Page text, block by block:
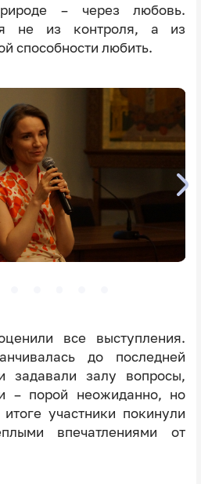
– через любовь.
не из контроля, а из
способности любить.
все выступления.
до последней
задавали залу вопросы,
– порой неожиданно, но
участники покинули
впечатлениями от